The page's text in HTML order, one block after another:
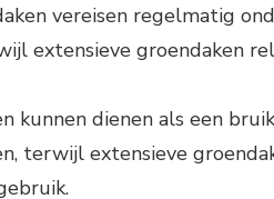
vereisen regelmatig
extensieve groendaken
kunnen dienen als een
terwijl extensieve